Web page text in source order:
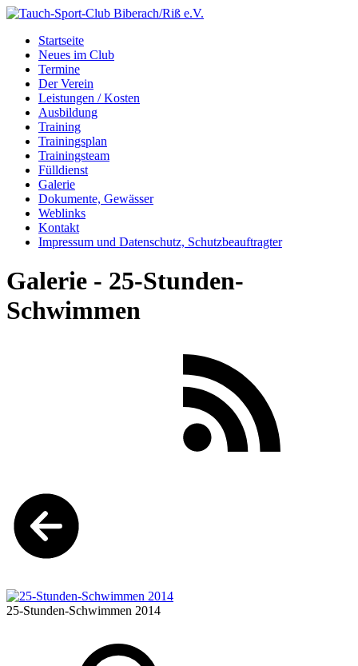
Startseite
Neues im Club
Termine
Der Verein
Leistungen / Kosten
Ausbildung
Training
Trainingsplan
Trainingsteam
Fülldienst
Galerie
Dokumente, Gewässer
Weblinks
Kontakt
Impressum und Datenschutz, Schutzbeauftragter
Galerie - 25-Stunden-
Schwimmen
25-Stunden-Schwimmen 2014